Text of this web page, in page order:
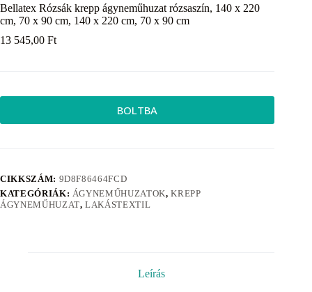
Bellatex Rózsák krepp ágyneműhuzat rózsaszín, 140 x 220
cm, 70 x 90 cm, 140 x 220 cm, 70 x 90 cm
13 545,00 Ft
BOLTBA
CIKKSZÁM: 9D8F86464FCD
KATEGÓRIÁK: ÁGYNEMŰHUZATOK,KREPP
ÁGYNEMŰHUZAT,LAKÁSTEXTIL
Leírás